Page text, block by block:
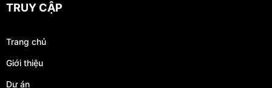
TRUY CẬP
Trang chủ
Giới thiệu
Dự án